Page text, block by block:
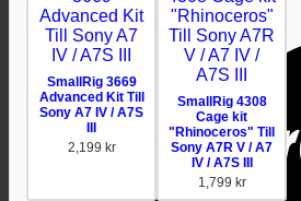
SmallRig 3669
Advanced Kit Till
Sony A7 IV / A7S
III
2,199 kr
SmallRig 4308
Cage kit
"Rhinoceros" Till
Sony A7R V / A7
IV / A7S III
1,799 kr